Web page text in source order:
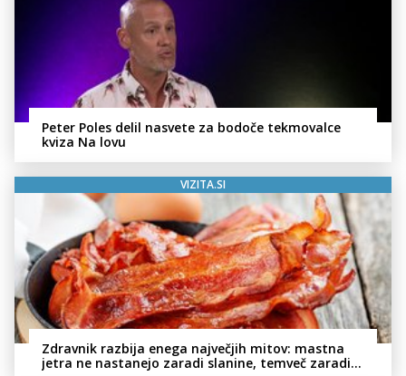
Peter Poles delil nasvete za bodoče tekmovalce
kviza Na lovu
VIZITA.SI
Zdravnik razbija enega največjih mitov: mastna
jetra ne nastanejo zaradi slanine, temveč zaradi